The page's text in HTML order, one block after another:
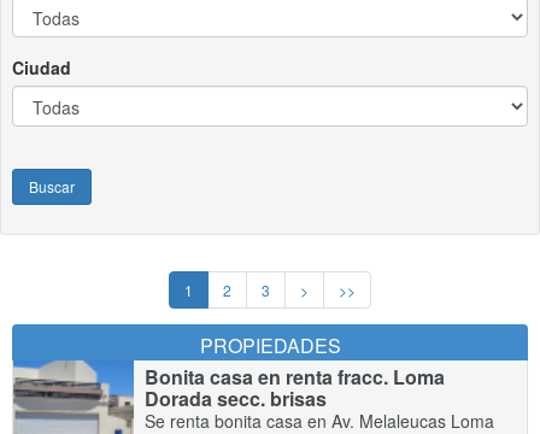
Ciudad
Buscar
1 2 3 > >>
PROPIEDADES
Bonita casa en renta fracc. Loma
Dorada secc. brisas
Se renta bonita casa en Av. Melaleucas Loma